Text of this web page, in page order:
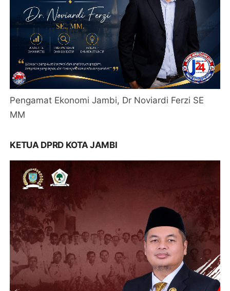
Pengamat Ekonomi Jambi, Dr Noviardi Ferzi SE
MM
KETUA DPRD KOTA JAMBI